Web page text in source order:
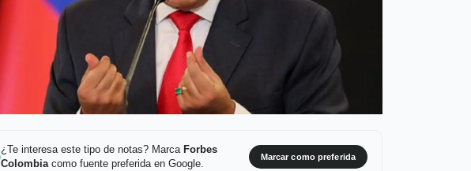
¿Te interesa este tipo de notas? Marca Forbes
Colombiacomo fuente preferida en Google.
Marcar como preferida